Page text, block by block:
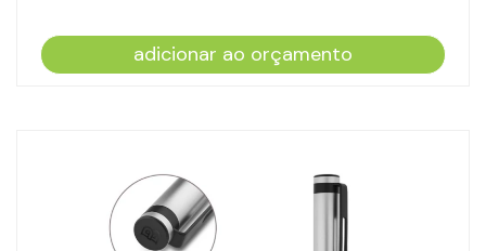
adicionar ao orçamento